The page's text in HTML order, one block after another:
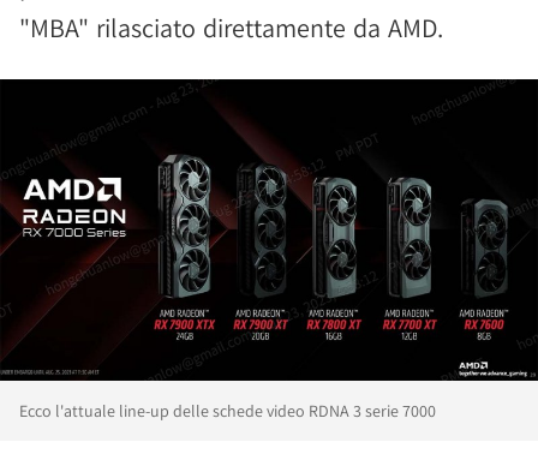
"MBA" rilasciato direttamente da AMD.
Ecco l'attuale line-up delle schede video RDNA 3 serie 7000